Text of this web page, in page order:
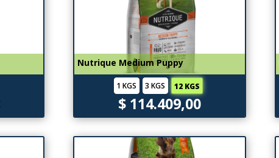
Nutrique Medium Puppy
1 KGS 3 KGS 12 KGS
$ 114.409,00